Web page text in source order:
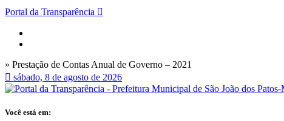
Portal da Transparência
» Prestação de Contas Anual de Governo – 2021
sábado, 8 de agosto de 2026
Você está em: